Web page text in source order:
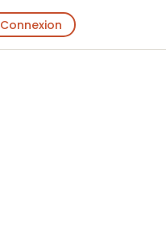
Connexion